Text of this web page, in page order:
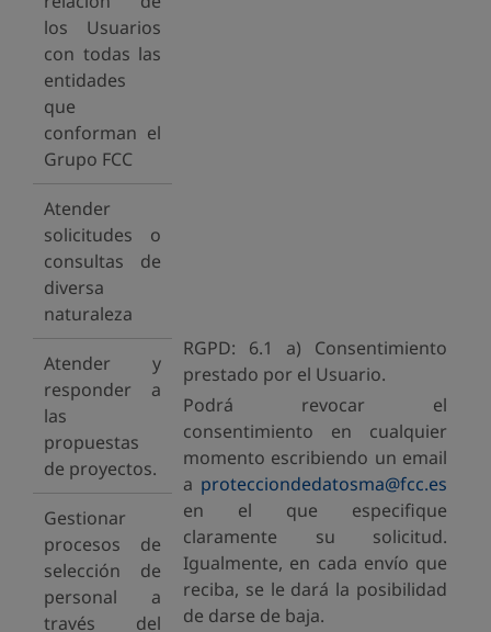
los Usuarios
con todas las
entidades
que
conforman el
Grupo FCC
RGPD: 6.1 a) Consentimiento
prestado por el Usuario.
Podrá revocar el
consentimiento en cualquier
momento escribiendo un email
a protecciondedatosma@fcc.es
en el que especifique
claramente su solicitud.
Igualmente, en cada envío que
reciba, se le dará la posibilidad
de darse de baja.
Atender
solicitudes o
consultas de
diversa
naturaleza
Atender y
responder a
las
propuestas
de proyectos.
Gestionar
procesos de
selección de
personal a
través del